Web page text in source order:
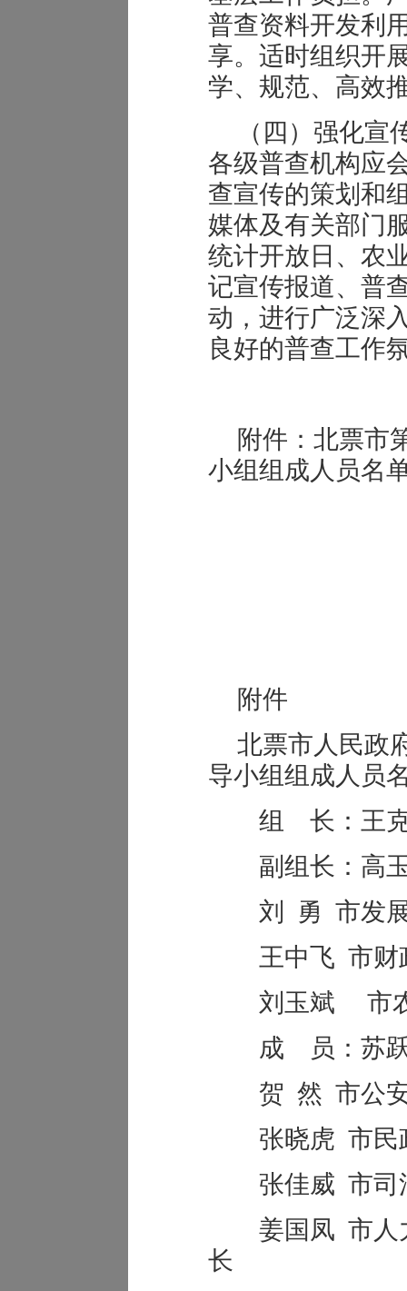
普查资料开发利
享。适时组织开
学、规范、高效
（四）强化宣
各级普查机构应
查宣传的策划和
媒体及有关部门
统计开放日、农
记宣传报道、普
动，进行广泛深
良好的普查工作
附件：北票市
小组组成人员名
附件
北票市人民政
导小组组成人员
组 长：王克
副组长：高玉
刘 勇 市发展
王中飞 市财
刘玉斌 市农
成 员：苏跃
贺 然 市公安
张晓虎 市民
张佳威 市司
姜国凤 市人力
长